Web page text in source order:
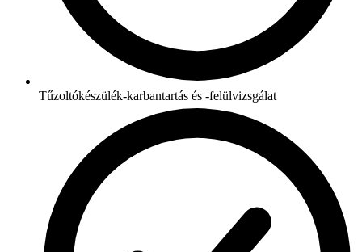
Tűzoltókészülék-karbantartás és -felülvizsgálat